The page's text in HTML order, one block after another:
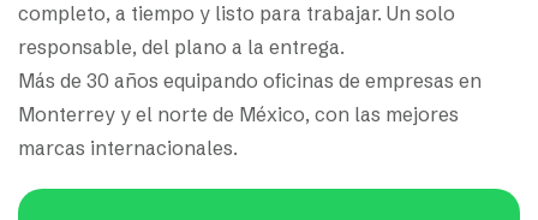
completo, a tiempo y listo para trabajar. Un solo
responsable, del plano a la entrega.
Más de 30 años equipando oficinas de empresas en
Monterrey y el norte de México, con las mejores
marcas internacionales.